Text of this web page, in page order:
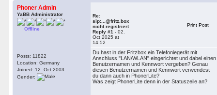
Phoner Admin
YaBB Administrator
Offline
Posts: 11822
Location: Germany
Joined: 12. Oct 2003
Gender:
Re:
sip:...@fritz.box
nicht registriert
Reply #1 - 02.
Oct 2025 at
14:52
Print Post
Du hast in der Fritzbox ein Telefoniegerät mit
Anschluss "LAN/WLAN" eingerichtet und dabei einen
Benutzernamen und Kennwort vergeben? Genau
diesen Benutzernamen und Kennwort verwendest
du dann auch in PhonerLite?
Was zeigt PhonerLite denn in der Statuszeile an?